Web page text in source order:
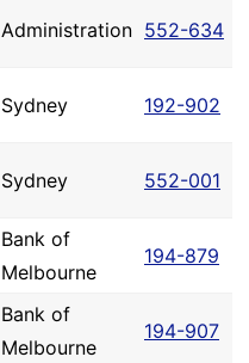
Administration 552-634
Sydney 192-902
Sydney 552-001
Bank of
Melbourne
194-879
Bank of
Melbourne
194-907